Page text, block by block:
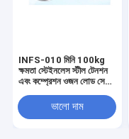
INFS-010 মিনি 100kg
ক্ষমতা স্টেইনলেস স্টীল টেনশন
এবং কম্প্রেশন ওজন লোড সেল
2.5-5V
ভালো দাম